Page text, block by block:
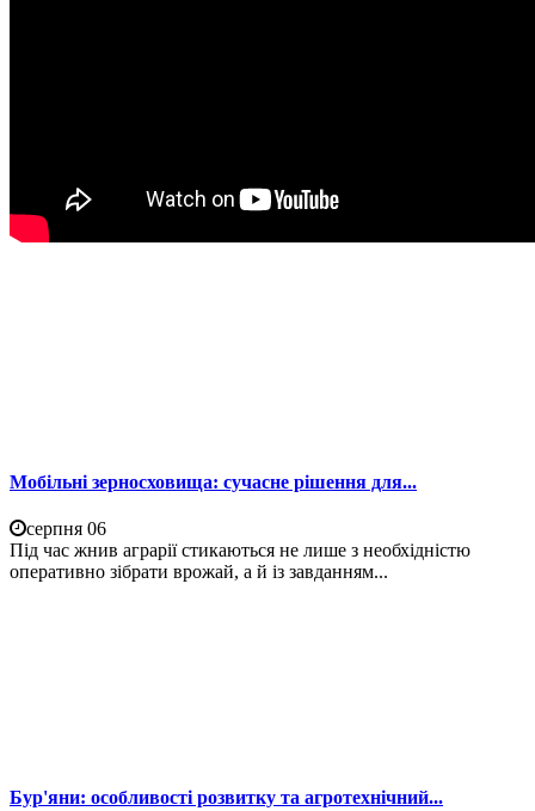
Мобільні зерносховища: сучасне рішення для...
серпня 06
Під час жнив аграрії стикаються не лише з необхідністю
оперативно зібрати врожай, а й із завданням...
Бур'яни: особливості розвитку та агротехнічний...